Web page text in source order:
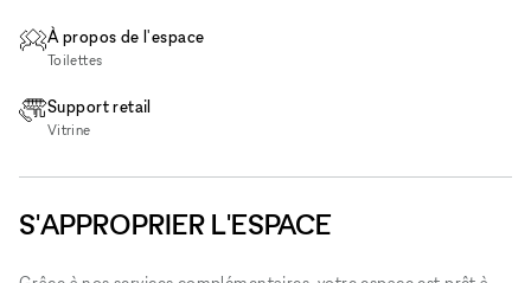
À propos de l'espace
Toilettes
Support retail
Vitrine
S'APPROPRIER L'ESPACE